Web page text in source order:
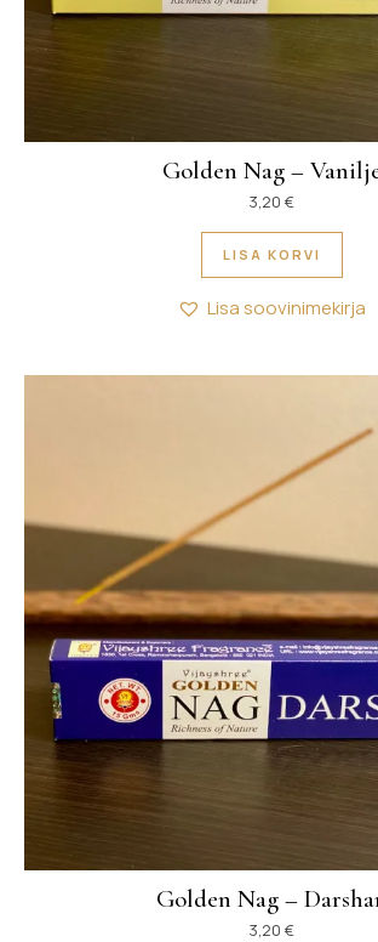
Golden Nag –
3,20 €
LISA KORVI
Lisa soovinimekirja
Golden Nag –
3,20 €